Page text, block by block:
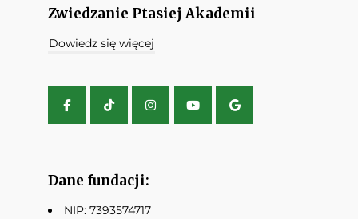
Zwiedzanie Ptasiej Akademii
Dowiedz się więcej
Dane fundacji:
NIP: 7393574717